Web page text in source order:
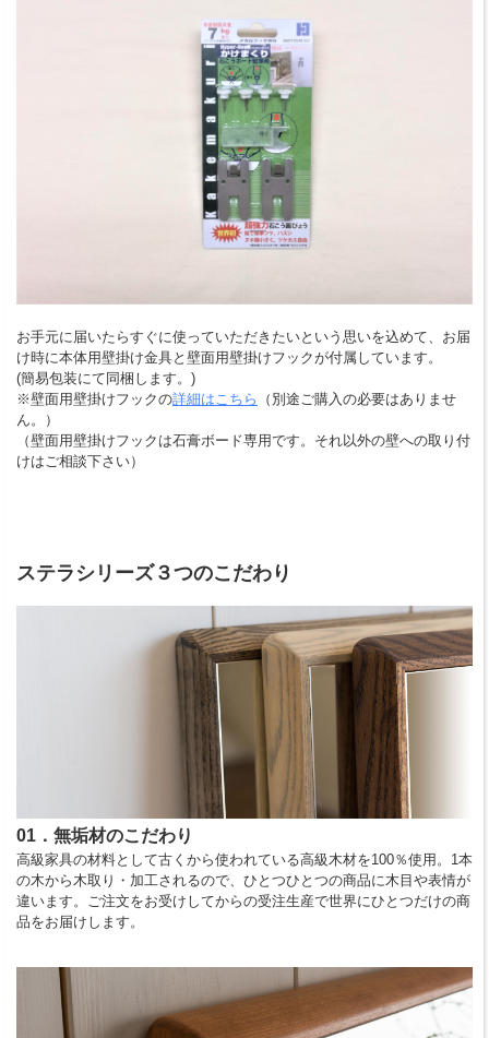
お手元に届いたらすぐに使っていただきたいという思いを込めて、お届
け時に本体用壁掛け金具と壁面用壁掛けフックが付属しています。
(簡易包装にて同梱します。)
※壁面用壁掛けフックの詳細はこちら
（別途ご購入の必要はありませ
ん。）
（壁面用壁掛けフックは石膏ボード専用です。それ以外の壁への取り付
けはご相談下さい）
ステラシリーズ３つのこだわり
01．無垢材のこだわり
高級家具の材料として古くから使われている高級木材を100％使用。1本
の木から木取り・加工されるので、ひとつひとつの商品に木目や表情が
違います。ご注文をお受けしてからの受注生産で世界にひとつだけの商
品をお届けします。